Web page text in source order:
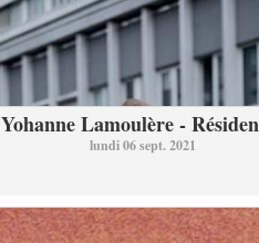
Yohanne Lamoulère -
lundi 06 sept. 2021